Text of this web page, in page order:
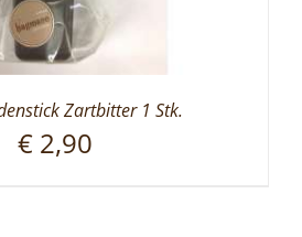
Zartbitter 1 Stk.
€ 2,90